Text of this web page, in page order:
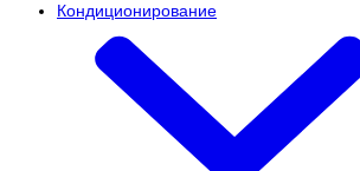
Кондиционирование